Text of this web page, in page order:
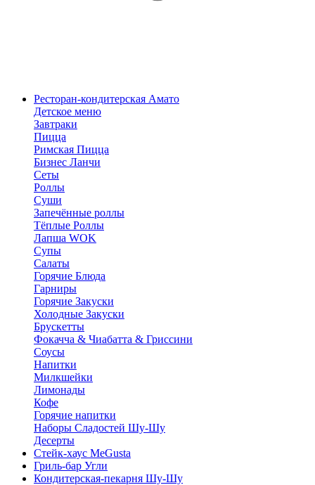
Ресторан-кондитерская Амато
Детское меню
Завтраки
Пицца
Римская Пицца
Бизнес Ланчи
Сеты
Роллы
Суши
Запечённые роллы
Тёплые Роллы
Лапша WOK
Супы
Салаты
Горячие Блюда
Гарниры
Горячие Закуски
Холодные Закуски
Брускетты
Фокачча & Чиабатта & Гриссини
Соусы
Напитки
Милкшейки
Лимонады
Кофе
Горячие напитки
Наборы Сладостей Шу-Шу
Десерты
Стейк-хаус MeGusta
Гриль-бар Угли
Кондитерская-пекарня Шу-Шу